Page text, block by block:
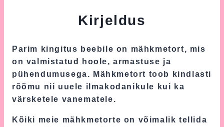
Kirjeldus
Parim kingitus beebile on mähkmetort, mis
on valmistatud hoole, armastuse ja
pühendumusega. Mähkmetort toob kindlasti
rõõmu nii uuele ilmakodanikule kui ka
värsketele vanematele.
Kõiki meie mähkmetorte on võimalik tellida